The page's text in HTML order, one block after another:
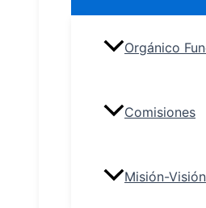
Orgánico
Comisiones
Misión-Visión